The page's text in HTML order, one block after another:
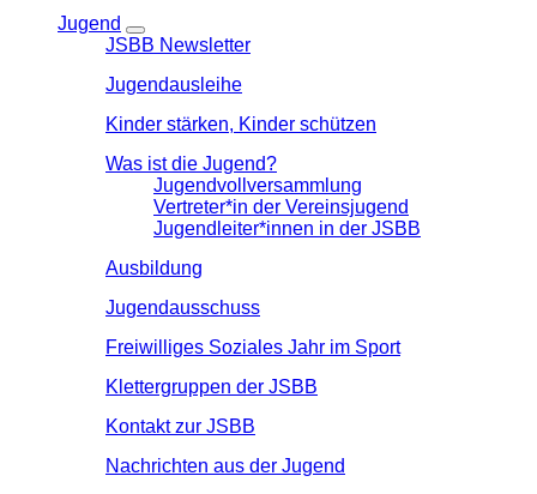
Jugend
JSBB Newsletter
Jugendausleihe
Kinder stärken, Kinder schützen
Was ist die Jugend?
Jugendvollversammlung
Vertreter*in der Vereinsjugend
Jugendleiter*innen in der JSBB
Ausbildung
Jugendausschuss
Freiwilliges Soziales Jahr im Sport
Klettergruppen der JSBB
Kontakt zur JSBB
Nachrichten aus der Jugend